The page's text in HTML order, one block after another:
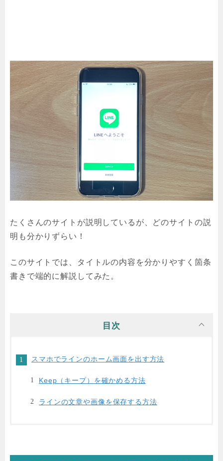
たくさんのサイトが説明しているが、どのサイトの説
明も分かりずらい！
このサイトでは、タイトルの内容を分かりやすく箇条
書きで端的に解説してみた。
目次
スマホでラインのホーム画面を出す方法
Keep（キープ）を確かめる方法
ラインの文章や画像を保存する方法